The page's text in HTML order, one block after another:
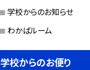
学校からのお知らせ
わかばルーム
学校からのお便り